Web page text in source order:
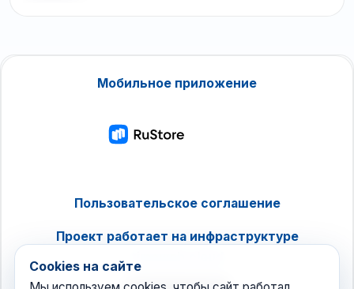
Мобильное приложение
Пользовательское соглашение
Проект работает на инфраструктуре
Cookies на сайте